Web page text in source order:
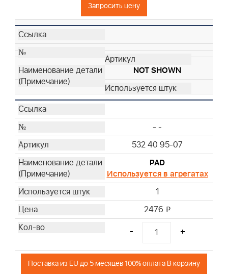
Запросить цену
NOT SHOWN
- -
532 40 95-07
PAD
Используется в агрегатах
1
2476 i
- +
Поставка из EU до 5 месяцев 100% оплата В корзину